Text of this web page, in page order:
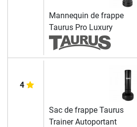
Mannequin de frappe
Taurus Pro Luxury
4
Sac de frappe Taurus
Trainer Autoportant